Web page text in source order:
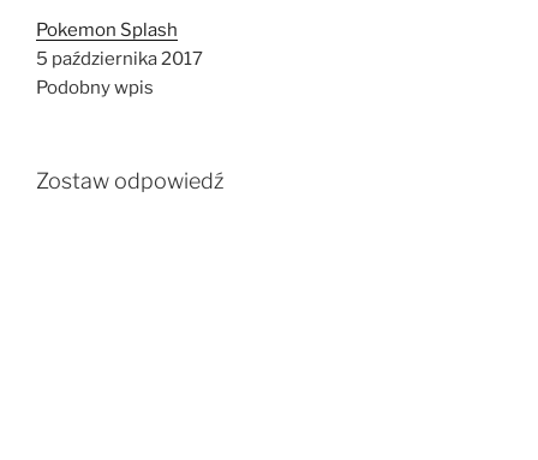
Pokemon Splash
5 października 2017
Podobny wpis
Zostaw odpowiedź